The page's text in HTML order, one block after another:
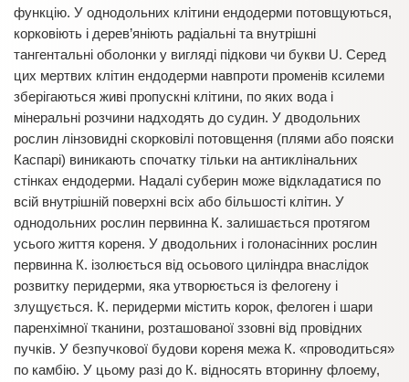
функцію. У однодольних клітини ендодерми потовщуються,
корковіють і дерев’яніють радіальні та внутрішні
тангентальні оболонки у вигляді підкови чи букви U. Серед
цих мертвих клітин ендодерми навпроти променів ксилеми
зберігаються живі пропускні клітини, по яких вода і
мінеральні розчини надходять до судин. У дводольних
рослин лінзовидні скорковілі потовщення (плями або пояски
Каспарі) виникають спочатку тільки на антиклінальних
стінках ендодерми. Надалі суберин може відкладатися по
всій внутрішній поверхні всіх або більшості клітин. У
однодольних рослин первинна К. залишається протягом
усього життя кореня. У дводольних і голонасінних рослин
первинна К. ізолюється від осьового циліндра внаслідок
розвитку перидерми, яка утворюється із фелогену і
злущується. К. перидерми містить корок, фелоген і шари
паренхімної тканини, розташованої ззовні від провідних
пучків. У безпучкової будови кореня межа К. «проводиться»
по камбію. У цьому разі до К. відносять вторинну флоему,